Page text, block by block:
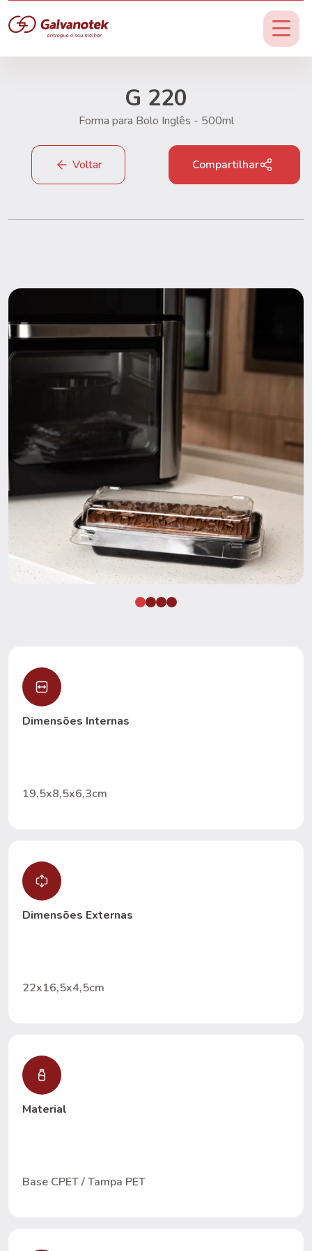
Voltar
G 220
Forma para Bolo Inglês - 500ml
Compartilhar
Dimensões Internas
19,5x8,5x6,3cm
Dimensões Externas
22x16,5x4,5cm
Material
Base CPET / Tampa PET